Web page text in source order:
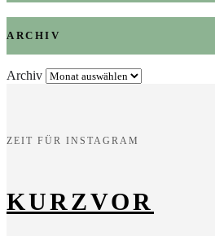
ARCHIV
Archiv
ZEIT FÜR INSTAGRAM
KURZVOR